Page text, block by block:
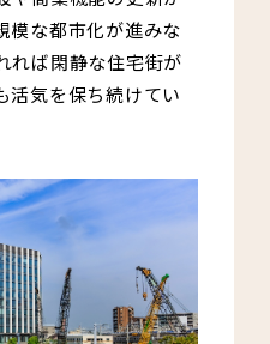
模な都市化が進みな
れば閑静な住宅街が
活気を保ち続けてい